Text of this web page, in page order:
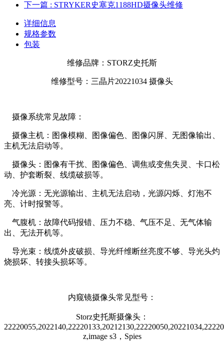
下一篇 : STRYKER史塞克1188HD摄像头维修
详细信息
规格参数
包装
维修品牌：STORZ史托斯
维修型号：三晶片20221034 摄像头
摄像系统常见故障：
摄像主机：图像模糊、图像偏色、图像闪屏、无图像输出、
主机无法启动等。
摄像头：图像有干扰、图像偏色、调焦或变焦失灵、卡口松
动、护套断裂、线缆破损等。
冷光源：无光源输出、主机无法启动，光源闪烁、灯泡不
亮、计时报警等。
气腹机：故障代码报错、压力不稳、气压不足、无气体输
出、无法开机等。
导光束：线缆外皮破损、导光纤维断丝亮度不够、导光头灼
烧损坏、转接头损坏等。
内窥镜摄像头常见型号：
Storz史托斯摄像头：
z,image s3，Spies